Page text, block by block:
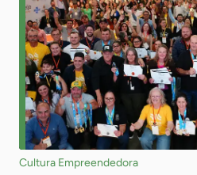
Cultura Empreendedora